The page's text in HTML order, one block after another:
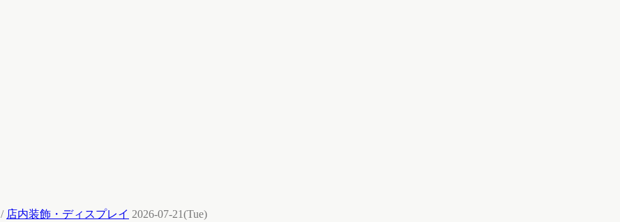
/ 店内装飾・ディスプレイ 2026-07-21(Tue)